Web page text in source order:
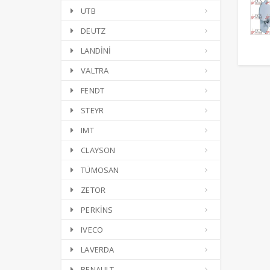
UTB
DEUTZ
LANDİNİ
VALTRA
FENDT
STEYR
IMT
CLAYSON
TÜMOSAN
ZETOR
PERKİNS
IVECO
LAVERDA